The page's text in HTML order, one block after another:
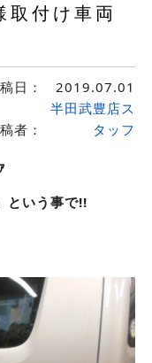
取付け車両
日： 2019.07.01
者：
半田武豊店ス
タッフ
という事で!!